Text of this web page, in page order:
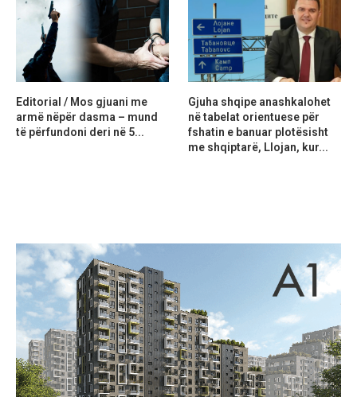
Editorial / Mos gjuani me
armë nëpër dasma – mund
të përfundoni deri në 5...
Gjuha shqipe anashkalohet
në tabelat orientuese për
fshatin e banuar plotësisht
me shqiptarë, Llojan, kur...